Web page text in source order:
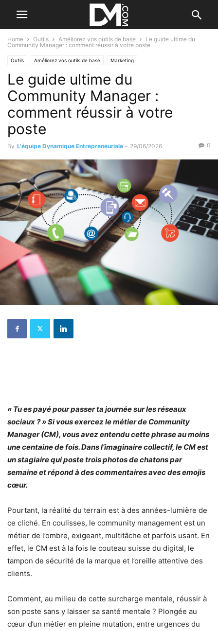
Home Outils Améliorez vos outils de base
Le guide ultime du
Community Manager : comment réussir à votre poste
Outils Améliorez vos outils de base Marketing
Le B.A. BA de la communication
Le guide ultime du
Community Manager :
comment réussir à votre
poste
By L'équipe Dynamique Entrepreneuriale - 29/06/2026 0
« Tu es payé pour passer ta journée sur les réseaux
sociaux ? » Si vous exercez le métier de Community
Manager (CM), vous avez entendu cette phrase au moins
une centaine de fois. Dans l’imaginaire collectif, le CM est
un stagiaire qui poste trois photos de chatons par
semaine et répond à des commentaires avec des emojis
cœur.
Pourtant, la réalité du terrain est à des années-lumière de
ce cliché. En coulisses, le community management est un
métier de l’ombre, exigeant, multitâche et parfois usant. En
effet, le CM est à la fois le couteau suisse du digital, le
tampon de sécurité de la marque et l’oreille attentive des
clients.
Comment, au milieu de cette surcharge mentale, réussir à
son poste sans y laisser sa santé mentale ? Plongée au
cœur d’un métier en pleine mutation, entre urgences du